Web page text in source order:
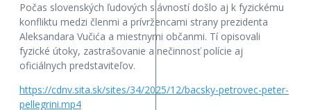
Počas slovenských ľudových slávností došlo aj k fyzickému
konfliktu medzi členmi a prívržencami strany prezidenta
Aleksandara Vučića a miestnymi občanmi. Tí opisovali
fyzické útoky, zastrašovanie a nečinnosť polície aj
oficiálnych predstaviteľov.
https://cdnv.sita.sk/sites/34/2025/12/bacsky-petrovec-peter-
pellegrini.mp4